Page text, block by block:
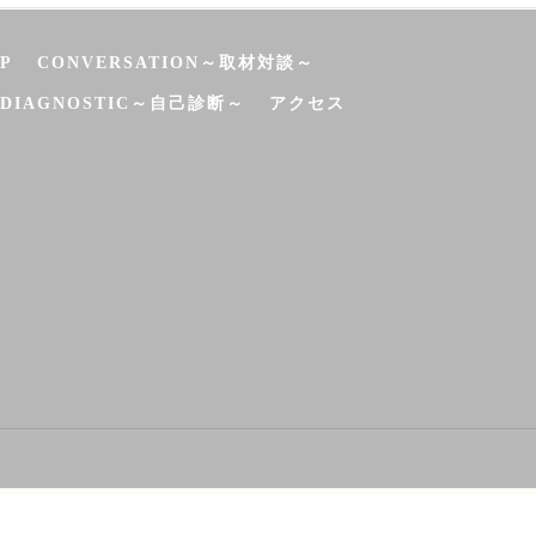
CONVERSATION～取材対談～
～自己診断～ アクセス